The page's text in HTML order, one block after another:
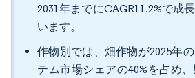
2031年までにCAGR11.2%で成
います。
作物別では、畑作物が2025年
テム市場シェアの40%を占め